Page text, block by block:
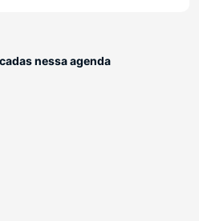
nessa agenda